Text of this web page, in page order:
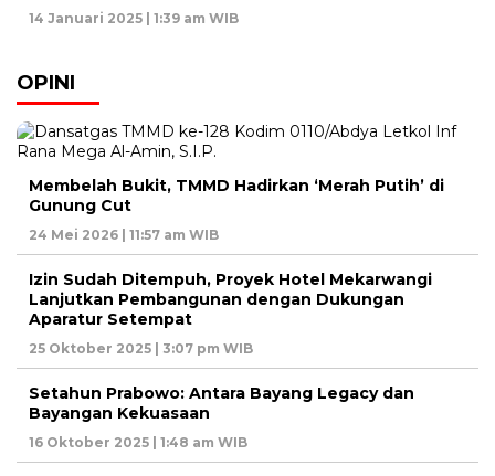
14 Januari 2025 | 1:39 am WIB
OPINI
Membelah Bukit, TMMD Hadirkan ‘Merah Putih’ di
Gunung Cut
24 Mei 2026 | 11:57 am WIB
Izin Sudah Ditempuh, Proyek Hotel Mekarwangi
Lanjutkan Pembangunan dengan Dukungan
Aparatur Setempat
25 Oktober 2025 | 3:07 pm WIB
Setahun Prabowo: Antara Bayang Legacy dan
Bayangan Kekuasaan
16 Oktober 2025 | 1:48 am WIB